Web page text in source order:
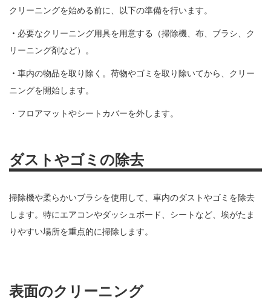
クリーニングを始める前に、以下の準備を行います。
・ 必要なクリーニング用具を用意する（掃除機、布、ブラシ、ク
リーニング剤など）。
・ 車内の物品を取り除く。荷物やゴミを取り除いてから、クリー
ニングを開始します。
・フロアマットやシートカバーを外します。
ダストやゴミの除去
掃除機や柔らかいブラシを使用して、車内のダストやゴミを除去
します。特にエアコンやダッシュボード、シートなど、埃がたま
りやすい場所を重点的に掃除します。
表面のクリーニング